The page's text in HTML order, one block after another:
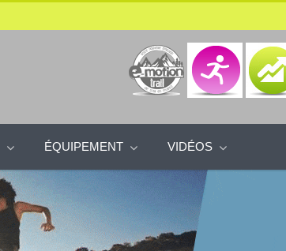
ÉQUIPEMENT VIDÉOS